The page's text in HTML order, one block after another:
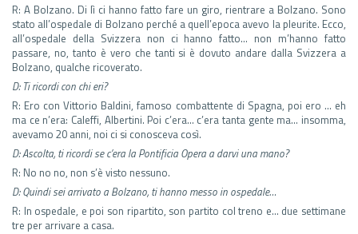
R: A Bolzano. Di lì ci hanno fatto fare un giro, rientrare a Bolzano. Sono
stato all’ospedale di Bolzano perché a quell’epoca avevo la pleurite. Ecco,
all’ospedale della Svizzera non ci hanno fatto… non m’hanno fatto
passare, no, tanto è vero che tanti si è dovuto andare dalla Svizzera a
Bolzano, qualche ricoverato.
D: Ti ricordi con chi eri?
R: Ero con Vittorio Baldini, famoso combattente di Spagna, poi ero … eh
ma ce n’era: Caleffi, Albertini. Poi c’era… c’era tanta gente ma… insomma,
avevamo 20 anni, noi ci si conosceva così.
D: Ascolta, ti ricordi se c’era la Pontificia Opera a darvi una mano?
R: No no no, non s’è visto nessuno.
D: Quindi sei arrivato a Bolzano, ti hanno messo in ospedale…
R: In ospedale, e poi son ripartito, son partito col treno e… due settimane
tre per arrivare a casa.